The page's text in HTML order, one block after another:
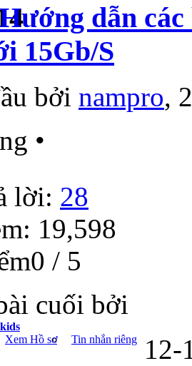
Hướng dẫn các
15Gb/S
bởi nampro,
•
lời: 28
19,598
/ 5
cuối bởi
Xem Hồ sơ
Tin nhắn riêng